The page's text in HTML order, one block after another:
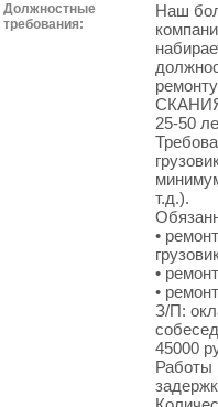
Должностные
требования:
Наш
25-50
т.д.).
•
•
•
З/П:
45000
Работы